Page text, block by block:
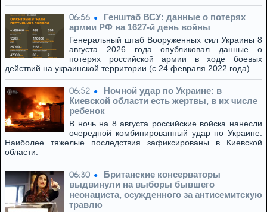
06:56
Генштаб ВСУ: данные о потерях
армии РФ на 1627-й день войны
Генеральный штаб Вооруженных сил Украины 8
августа 2026 года опубликовал данные о
потерях российской армии в ходе боевых
действий на украинской территории (с 24 февраля 2022 года).
06:52
Ночной удар по Украине: в
Киевской области есть жертвы, в их числе
ребенок
В ночь на 8 августа российские войска нанесли
очередной комбинированный удар по Украине.
Наиболее тяжелые последствия зафиксированы в Киевской
области.
06:30
Британские консерваторы
выдвинули на выборы бывшего
неонациста, осужденного за антисемитскую
травлю